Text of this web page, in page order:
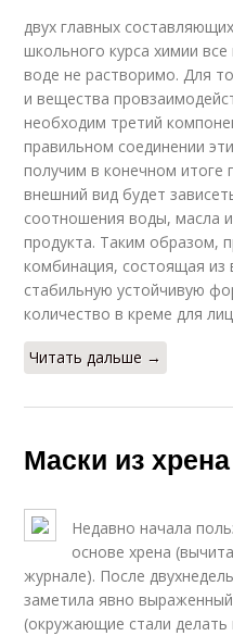
двух главных
школьного курса химии
воде не растворимо. Для
и вещества
необходим третий
правильном соединении
получим в конечном итоге
внешний вид будет
соотношения воды, масла
продукта. Таким образом,
комбинация, состоящая
стабильную устойчивую
количество в креме для
Читать дальше →
Маски из
Недавно начала
основе хрена
журнале). После
заметила явно
(окружающие стали